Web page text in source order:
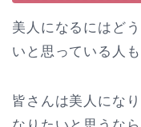
美人になるにはど
いと思っている人
皆さんは美人にな